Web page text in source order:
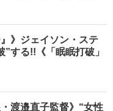
》ジェイソン・ステ
する!!《「眠眠打破」
渡邉直子監督》“女性